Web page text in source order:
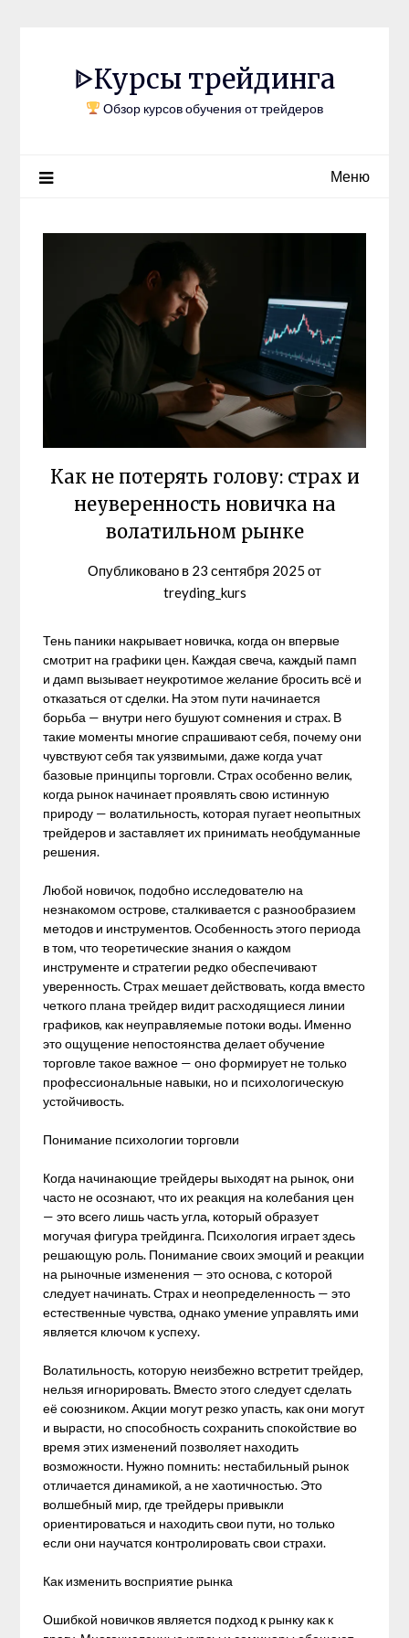
ᐈКурсы трейдинга
Обзор курсов обучения от трейдеров
Меню
Как не потерять голову: страх и
неуверенность новичка на
волатильном рынке
Опубликовано в 23 сентября 2025 от
treyding_kurs
Тень паники накрывает новичка, когда он впервые
смотрит на графики цен. Каждая свеча, каждый памп
и дамп вызывает неукротимое желание бросить всё и
отказаться от сделки. На этом пути начинается
борьба — внутри него бушуют сомнения и страх. В
такие моменты многие спрашивают себя, почему они
чувствуют себя так уязвимыми, даже когда учат
базовые принципы торговли. Страх особенно велик,
когда рынок начинает проявлять свою истинную
природу — волатильность, которая пугает неопытных
трейдеров и заставляет их принимать необдуманные
решения.
Любой новичок, подобно исследователю на
незнакомом острове, сталкивается с разнообразием
методов и инструментов. Особенность этого периода
в том, что теоретические знания о каждом
инструменте и стратегии редко обеспечивают
уверенность. Страх мешает действовать, когда вместо
четкого плана трейдер видит расходящиеся линии
графиков, как неуправляемые потоки воды. Именно
это ощущение непостоянства делает обучение
торговле такое важное — оно формирует не только
профессиональные навыки, но и психологическую
устойчивость.
Понимание психологии торговли
Когда начинающие трейдеры выходят на рынок, они
часто не осознают, что их реакция на колебания цен
— это всего лишь часть угла, который образует
могучая фигура трейдинга. Психология играет здесь
решающую роль. Понимание своих эмоций и реакции
на рыночные изменения — это основа, с которой
следует начинать. Страх и неопределенность — это
естественные чувства, однако умение управлять ими
является ключом к успеху.
Волатильность, которую неизбежно встретит трейдер,
нельзя игнорировать. Вместо этого следует сделать
её союзником. Акции могут резко упасть, как они могут
и вырасти, но способность сохранить спокойствие во
время этих изменений позволяет находить
возможности. Нужно помнить: нестабильный рынок
отличается динамикой, а не хаотичностью. Это
волшебный мир, где трейдеры привыкли
ориентироваться и находить свои пути, но только
если они научатся контролировать свои страхи.
Как изменить восприятие рынка
Ошибкой новичков является подход к рынку как к